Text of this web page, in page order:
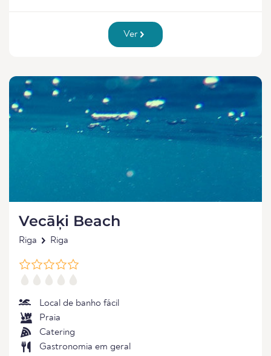
Ver
Vecāķi Beach
Riga Riga
Local de banho fácil
Praia
Catering
Gastronomia em geral